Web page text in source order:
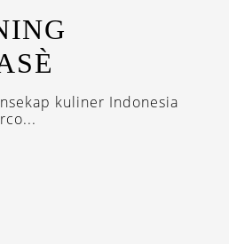
kuliner Indonesia